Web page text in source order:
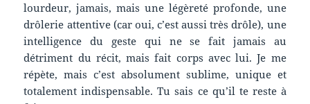
lourdeur, jamais, mais une légèreté profonde, une
drôlerie attentive (car oui, c’est aussi très drôle), une
intelligence du geste qui ne se fait jamais au
détriment du récit, mais fait corps avec lui. Je me
répète, mais c’est absolument sublime, unique et
totalement indispensable. Tu sais ce qu’il te reste à